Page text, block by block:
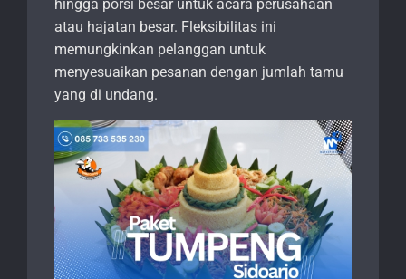
hingga porsi besar untuk acara perusahaan
atau hajatan besar. Fleksibilitas ini
memungkinkan pelanggan untuk
menyesuaikan pesanan dengan jumlah tamu
yang di undang.